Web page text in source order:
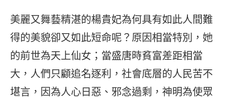
美麗又舞藝精湛的楊貴妃為何具有如此人間難
得的美貌卻又如此短命呢？原因相當特別，她
的前世為天上仙女；當盛唐時貧富差距相當
大，人們只顧追名逐利，社會底層的人民苦不
堪言，因為人心日惡、邪念過剩，神明為使眾